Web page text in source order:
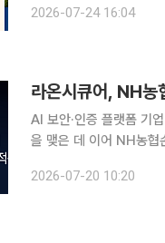
기업금융 중심의 자산 성
2026-07-24 16:04
라온시큐어, NH농
AI 보안·인증 플랫폼 기
을 맺은 데 이어 NH농협
보안 체계를 공급하는 계
2026-07-20 10:20